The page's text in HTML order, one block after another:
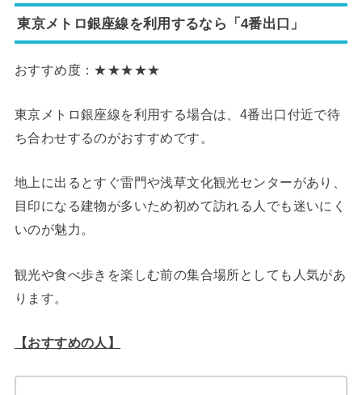
東京メトロ銀座線を利用するなら「4番出口」
おすすめ度：★★★★★
東京メトロ銀座線を利用する場合は、4番出口付近で待
ち合わせするのがおすすめです。
地上に出るとすぐ雷門や浅草文化観光センターがあり、
目印になる建物が多いため初めて訪れる人でも迷いにく
いのが魅力。
観光や食べ歩きを楽しむ前の集合場所としても人気があ
ります。
【おすすめの人】